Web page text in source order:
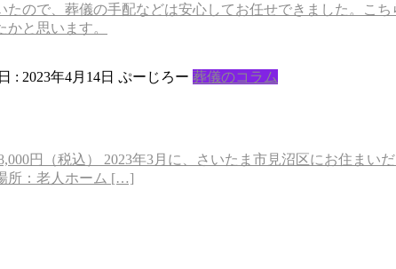
たので、葬儀の手配などは安心してお任せできました。こ
と思います。
: 2023年4月14日 ぷーじろー 葬儀のコラム
円（税込） 2023年3月に、さいたま市見沼区にお住ま
所：老人ホーム […]